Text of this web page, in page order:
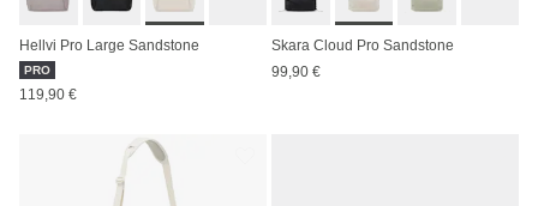
Hellvi Pro Large Sandstone
PRO
119,90 €
Skara Cloud Pro Sandstone
99,90 €